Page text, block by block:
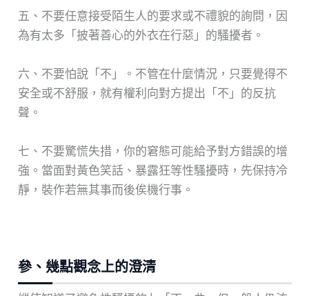
五、不要任意接受陌生人的要求或不禮貌的詢問，因
為有太多「披著善心的外衣在行惡」的騷擾者。
六、不要怕說「不」。不管在什麼情況，只要覺得不
安全或不舒服，就有權利向對方提出「不」的反抗
聲。
七、不要驚慌失措，你的窘態可能給予對方錯誤的增
強。當面對黃色笑話、暴露狂等性騷擾時，先保持冷
靜，裝作若無其事而後俟機行事。
參、幾點觀念上的澄清